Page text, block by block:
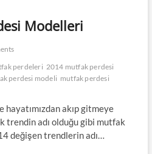
Modelleri
perdeleri 2014 mutfak perdesi
perdesi modeli mutfak perdesi
akıp gitmeye
trendin adı olduğu gibi mutfak
değişen trendlerin adı…